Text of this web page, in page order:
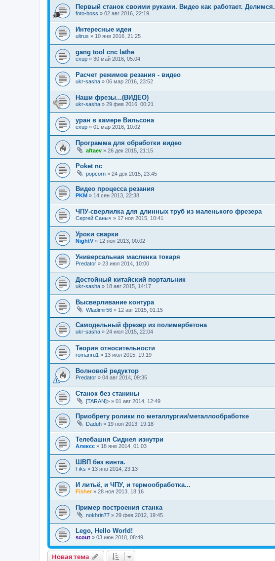
Первый станок своими руками. Видео как работает. Делимся.
foto-boss » 02 авг 2016, 22:19
Интересные идеи
ultrus » 10 янв 2016, 21:25
gang tool cnc lathe
exup » 30 май 2016, 05:04
Расчет режимов резания - видео
ukr-sasha » 06 мар 2016, 23:52
Наши фрезы...(ВИДЕО)
ukr-sasha » 29 фев 2016, 00:21
уран в камере Вильсона
exup » 01 мар 2016, 10:02
Программа для обработки видео
aftaev » 26 дек 2015, 21:15
Poket nc
popcorn » 24 дек 2015, 23:45
Видео процесса резания
PKM » 14 сен 2013, 22:38
ЧПУ-сверлилка для длинных труб из маленького фрезера
Сергей Саныч » 17 ноя 2015, 10:41
Уроки сварки
NightV » 12 ноя 2013, 00:02
Универсальная масленка токаря
Predator » 23 июл 2014, 10:00
Достойный китайский портальник
ukr-sasha » 18 авг 2015, 14:17
Высверливание контура
Wladimir56 » 12 авг 2015, 01:15
Самодельный фрезер из полимербетона
ukr-sasha » 24 июл 2015, 22:04
Теория относительности
romanru1 » 13 июл 2015, 19:19
Волновой редуктор
Predator » 04 авг 2014, 09:35
Станок без станины
[TARAN]> » 01 авг 2014, 12:49
Приобрету ролики по металлургии/металлообработке
Daduh » 19 ноя 2013, 19:18
Телебашня Сиднея изнутри
Алексс » 18 янв 2014, 01:03
ШВП без винта.
Fiks » 13 янв 2014, 23:13
И литьё, и ЧПУ, и термообработка...
Fisher» 28 ноя 2013, 18:16
Пример построения станка
nokhrin77 » 29 фев 2012, 19:45
Lego, Hello World!
scout » 03 июн 2010, 08:49
Новая тема